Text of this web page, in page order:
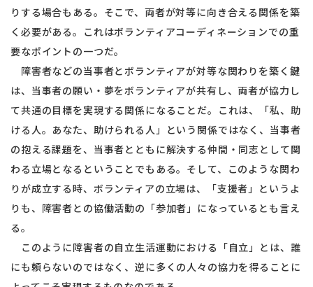
りする場合もある。そこで、両者が対等に向き合える関係を築
く必要がある。これはボランティアコーディネーションでの重
要なポイントの一つだ。
障害者などの当事者とボランティアが対等な関わりを築く鍵
は、当事者の願い・夢をボランティアが共有し、両者が協力し
て共通の目標を実現する関係になることだ。これは、「私、助
ける人。あなた、助けられる人」という関係ではなく、当事者
の抱える課題を、当事者とともに解決する仲間・同志として関
わる立場となるということでもある。そして、このような関わ
りが成立する時、ボランティアの立場は、「支援者」というよ
りも、障害者との協働活動の「参加者」になっているとも言え
る。
このように障害者の自立生活運動における「自立」とは、誰
にも頼らないのではなく、逆に多くの人々の協力を得ることに